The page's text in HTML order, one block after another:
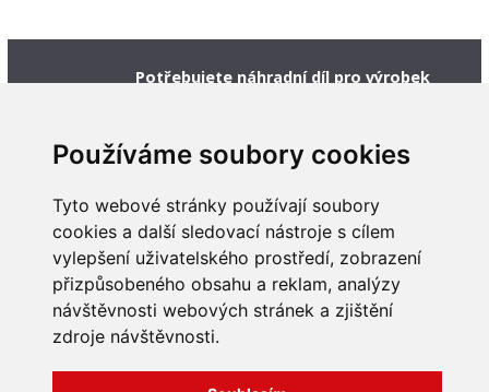
Používáme soubory cookies
Tyto webové stránky používají soubory
cookies a další sledovací nástroje s cílem
vylepšení uživatelského prostředí, zobrazení
přizpůsobeného obsahu a reklam, analýzy
návštěvnosti webových stránek a zjištění
zdroje návštěvnosti.
Potřebujete náhradní díl pro výrobek
Napište nám a my se pokusíme náhradní díl
pro vás zajistit.
Poptat náhradní díl